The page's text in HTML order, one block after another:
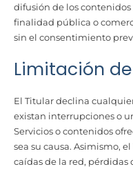
difusión de los
finalidad pública o
sin el consentimiento
Limitación
El Titular declina
existan interrupciones o
Servicios o contenidos
sea su causa. Asimismo,
caídas de la red, pérdidas